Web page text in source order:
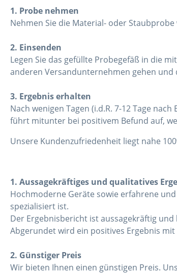
1. Probe nehmen
Nehmen Sie die Material- oder
2. Einsenden
Legen Sie das gefüllte Probegefäß in die
anderen Versandunternehmen gehen und
3. Ergebnis erhalten
Nach wenigen Tagen (i.d.R. 7-12 Tage
führt mitunter bei positivem Befund auf,
Unsere Kundenzufriedenheit liegt nahe
1. Aussagekräftiges und qualitatives
Hochmoderne Geräte sowie erfahrene
spezialisiert ist.
Der Ergebnisbericht ist aussagekräftig
Abgerundet wird ein positives Ergebnis
2. Günstiger Preis
Wir bieten Ihnen einen günstigen Preis.